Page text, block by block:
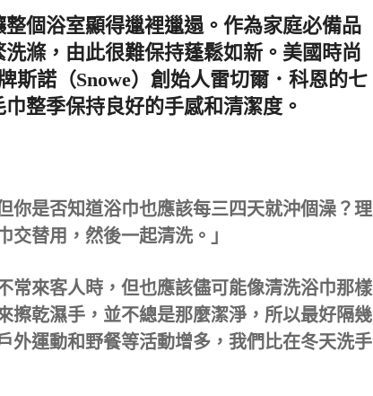
個浴室顯得邋裡邋遢。作為家庭必備品
滌，由此很難保持蓬鬆如新。美國時尚
斯諾（Snowe）創始人雷切爾．科恩的七
整季保持良好的手感和清潔度。
你是否知道浴巾也應該每三四天就沖個澡？理
替用，然後一起清洗。」
常來客人時，但也應該儘可能像清洗浴巾那樣
擦乾濕手，並不總是那麼潔淨，所以最好隔幾
外運動和野餐等活動增多，我們比在冬天洗手